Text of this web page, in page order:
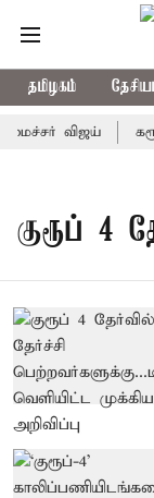
தமிழகம்
விஜய்
குரூப் 4